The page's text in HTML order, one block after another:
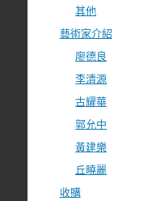
其他
藝術家介紹
廖德良
李清源
古耀華
郭允中
黃建樂
丘曉麗
收購